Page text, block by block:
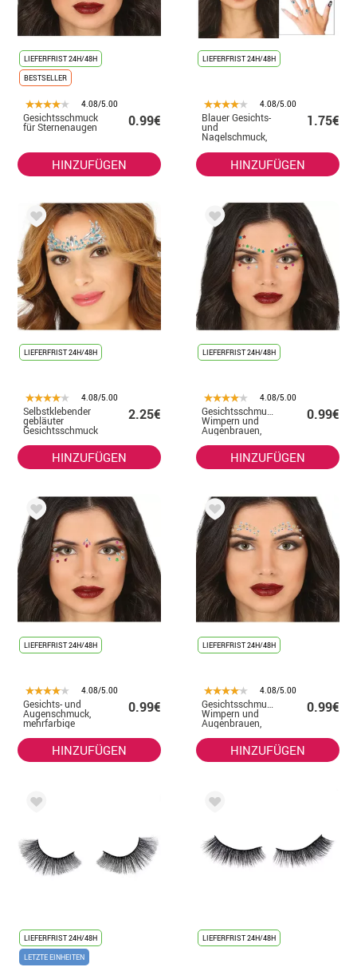
LIEFERFRIST 24H/48H
BESTSELLER
4.08/5.00
Gesichtsschmuck
für Sternenaugen 0.99€
HINZUFÜGEN
LIEFERFRIST 24H/48H
4.08/5.00
Blauer Gesichts-
und
Nagelschmuck,
elegante
Diamanten
1.75€
HINZUFÜGEN
LIEFERFRIST 24H/48H
4.08/5.00
Selbstklebender
gebläuter
Gesichtsschmuck
2.25€
HINZUFÜGEN
LIEFERFRIST 24H/48H
4.08/5.00
Gesichtsschmuck,
Wimpern und
Augenbrauen,
mehrfarbige
Sterne
0.99€
HINZUFÜGEN
LIEFERFRIST 24H/48H
4.08/5.00
Gesichts- und
Augenschmuck,
mehrfarbige
0.99€
HINZUFÜGEN
LIEFERFRIST 24H/48H
4.08/5.00
Gesichtsschmuck,
Wimpern und
Augenbrauen,
goldene Sterne
0.99€
HINZUFÜGEN
LIEFERFRIST 24H/48H
LETZTE EINHEITEN
LIEFERFRIST 24H/48H